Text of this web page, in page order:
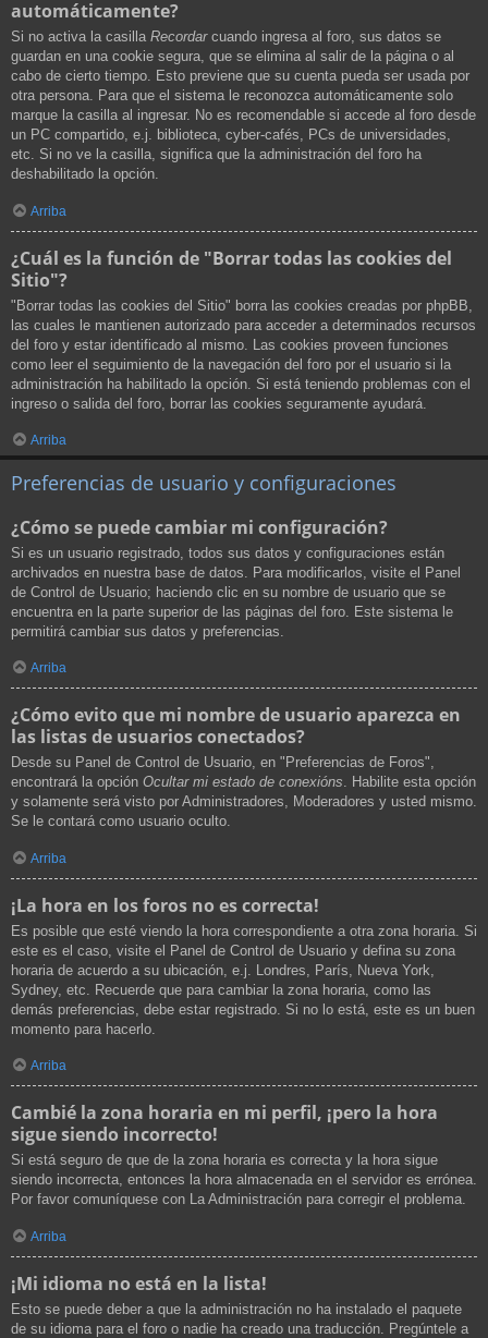
automáticamente?
Si no activa la casilla Recordarcuando ingresa al foro, sus datos se
guardan en una cookie segura, que se elimina al salir de la página o al
cabo de cierto tiempo. Esto previene que su cuenta pueda ser usada por
otra persona. Para que el sistema le reconozca automáticamente solo
marque la casilla al ingresar. No es recomendable si accede al foro desde
un PC compartido, e.j. biblioteca, cyber-cafés, PCs de universidades,
etc. Si no ve la casilla, significa que la administración del foro ha
deshabilitado la opción.
Arriba
¿Cuál es la función de "Borrar todas las cookies del
Sitio"?
"Borrar todas las cookies del Sitio" borra las cookies creadas por phpBB,
las cuales le mantienen autorizado para acceder a determinados recursos
del foro y estar identificado al mismo. Las cookies proveen funciones
como leer el seguimiento de la navegación del foro por el usuario si la
administración ha habilitado la opción. Si está teniendo problemas con el
ingreso o salida del foro, borrar las cookies seguramente ayudará.
Arriba
Preferencias de usuario y configuraciones
¿Cómo se puede cambiar mi configuración?
Si es un usuario registrado, todos sus datos y configuraciones están
archivados en nuestra base de datos. Para modificarlos, visite el Panel
de Control de Usuario; haciendo clic en su nombre de usuario que se
encuentra en la parte superior de las páginas del foro. Este sistema le
permitirá cambiar sus datos y preferencias.
Arriba
¿Cómo evito que mi nombre de usuario aparezca en
las listas de usuarios conectados?
Desde su Panel de Control de Usuario, en "Preferencias de Foros",
encontrará la opción Ocultar mi estado de conexións. Habilite esta opción
y solamente será visto por Administradores, Moderadores y usted mismo.
Se le contará como usuario oculto.
Arriba
¡La hora en los foros no es correcta!
Es posible que esté viendo la hora correspondiente a otra zona horaria. Si
este es el caso, visite el Panel de Control de Usuario y defina su zona
horaria de acuerdo a su ubicación, e.j. Londres, París, Nueva York,
Sydney, etc. Recuerde que para cambiar la zona horaria, como las
demás preferencias, debe estar registrado. Si no lo está, este es un buen
momento para hacerlo.
Arriba
Cambié la zona horaria en mi perfil, ¡pero la hora
sigue siendo incorrecto!
Si está seguro de que de la zona horaria es correcta y la hora sigue
siendo incorrecta, entonces la hora almacenada en el servidor es errónea.
Por favor comuníquese con La Administración para corregir el problema.
Arriba
¡Mi idioma no está en la lista!
Esto se puede deber a que la administración no ha instalado el paquete
de su idioma para el foro o nadie ha creado una traducción. Pregúntele a